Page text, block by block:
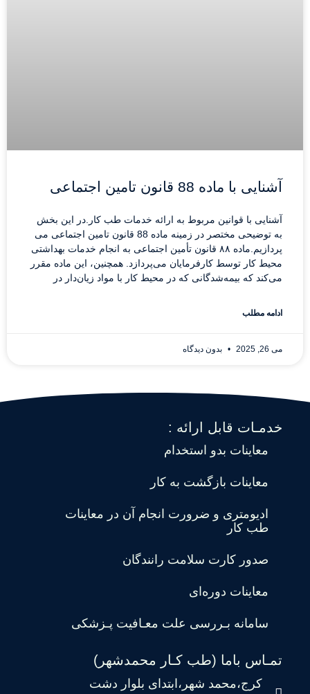
آشنایی با ماده 88 قانون تامین اجتماعی
آشنایی با قوانین مربوط به ارائه خدمات طب کار.در این بخش
به توضیحی مختصر در زمینه ماده 88 قانون تامین اجتماعی می
پردازیم.ماده ۸۸ قانون تأمین اجتماعی به انجام خدمات بهداشتی
محیط کار توسط کارفرمایان می‌پردازد. همچنین، این ماده مقرر
می‌کند که بیمه‌شدگانی که در محیط کار با مواد زیان‌دار در
ادامه مطلب
می 26, 2025 بدون دیدگاه
خدمـات قابل ارائه :
معاینات بدو استخدام
معاینات بازگشت به کار
ادیومتری و ضرورت انجام آن در معاینات
طب کار
صدور کارت سلامت رانندگان
معاینات دوره‌ای
سامانه بـررسی علت معـافیت پـزشکی
تمـاس باما (طب کـار محمدشهر)
کرج،محمد شهر،ابتدای بلوار دشت